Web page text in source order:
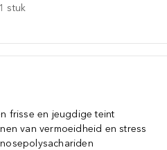
1 stuk
frisse en jeugdige teint
van vermoeidheid en stress